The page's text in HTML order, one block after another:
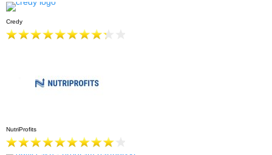
Credy
NutriProfits